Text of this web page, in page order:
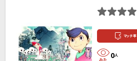
マッチ率
0人